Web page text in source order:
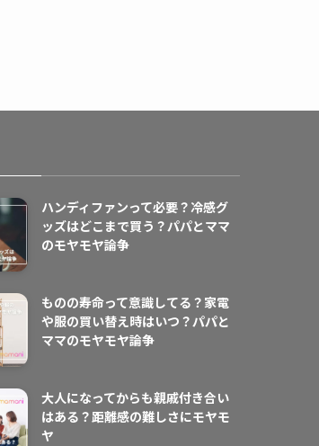
ハンディファンって必要？冷感グ
ッズはどこまで買う？パパとママ
のモヤモヤ論争
ものの寿命って意識してる？家電
や服の買い替え時はいつ？パパと
ママのモヤモヤ論争
大人になってからも親戚付き合い
はある？距離感の難しさにモヤモ
ヤ